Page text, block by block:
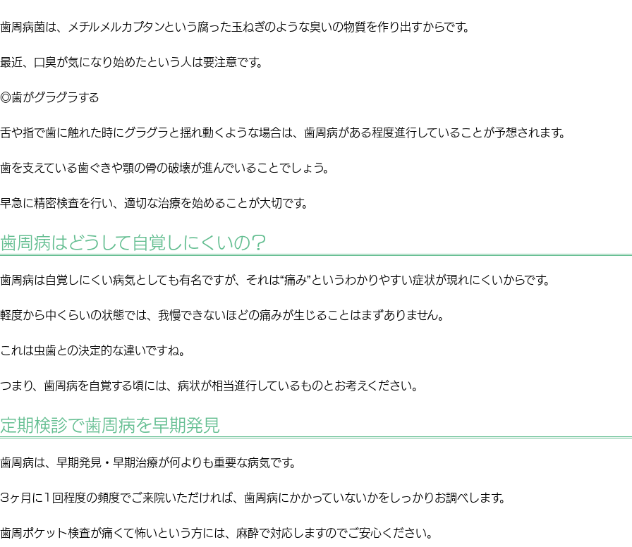
歯周病菌は、メチルメルカプタンという腐った玉ねぎのような臭いの物質を作り出すからです。
最近、口臭が気になり始めたという人は要注意です。
◎歯がグラグラする
舌や指で歯に触れた時にグラグラと揺れ動くような場合は、歯周病がある程度進行していることが予想されます。
歯を支えている歯ぐきや顎の骨の破壊が進んでいることでしょう。
早急に精密検査を行い、適切な治療を始めることが大切です。
歯周病はどうして自覚しにくいの？
歯周病は自覚しにくい病気としても有名ですが、それは“痛み”というわかりやすい症状が現れにくいからです。
軽度から中くらいの状態では、我慢できないほどの痛みが生じることはまずありません。
これは虫歯との決定的な違いですね。
つまり、 歯周病を自覚する頃には、病状が相当進行しているものとお考えください。
定期検診で歯周病を早期発見
歯周病は、早期発見・早期治療が何よりも重要な病気です。
3ヶ月に1回程度の頻度でご来院いただければ、歯周病にかかっていないかをしっかりお調べします。
歯周ポケット検査が痛くて怖いという方には、麻酔で対応しますのでご安心ください。